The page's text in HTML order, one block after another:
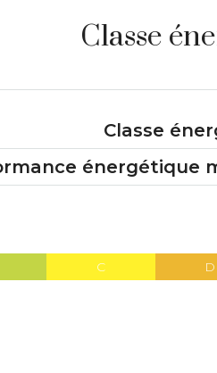
Classe
Classe
énergétique
C D